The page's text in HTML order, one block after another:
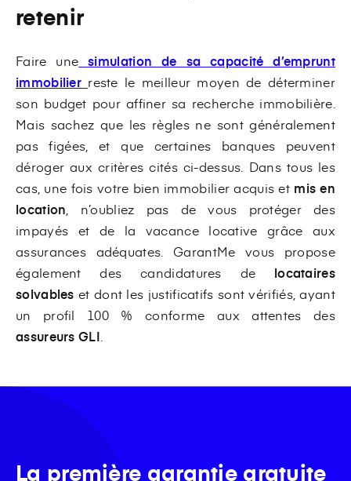
retenir
Faire une simulation de sa capacité d’emprunt
immobilier reste le meilleur moyen de déterminer
son budget pour affiner sa recherche immobilière.
Mais sachez que les règles ne sont généralement
pas figées, et que certaines banques peuvent
déroger aux critères cités ci-dessus. Dans tous les
cas, une fois votre bien immobilier acquis et mis en
location , n’oubliez pas de vous protéger des
impayés et de la vacance locative grâce aux
assurances adéquates. GarantMe vous propose
également des candidatures de locataires
solvableset dont les justificatifs sont vérifiés, ayant
un profil 100 % conforme aux attentes des
assureurs GLI
La première garantie gratuite